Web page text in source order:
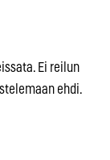
Ei reilun
ehdi.